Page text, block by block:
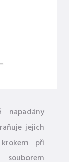
napadány
jejich
při